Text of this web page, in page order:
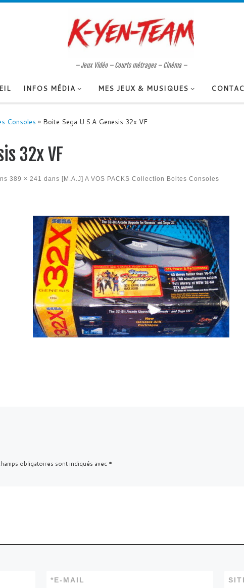
– Jeux Vidéo – Courts métrages – Cinéma –
INFOS MÉDIA MES JEUX & MUSIQUES
Consoles » Boite Sega U.S.A Genesis 32x VF
32x VF
389 × 241 dans [M.A.J] A VOS PACKS Collection Boites Consoles
obligatoires sont indiqués avec *
E-MAIL
*